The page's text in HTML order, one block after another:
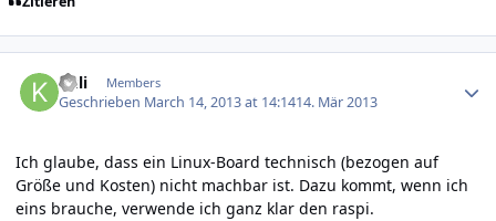
kuli Members
Geschrieben March 14, 2013 at 14:1414. Mär 2013
Ich glaube, dass ein Linux-Board technisch (bezogen auf
Größe und Kosten) nicht machbar ist. Dazu kommt, wenn ich
eins brauche, verwende ich ganz klar den raspi.